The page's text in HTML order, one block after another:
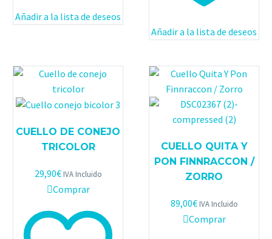
Añadir a la lista de deseos
Añadir a la lista de deseos
CUELLO DE CONEJO
TRICOLOR
29,90€ IVA Incluido
Comprar
CUELLO QUITA Y
PON FINNRACCON /
ZORRO
89,00€ IVA Incluido
Comprar